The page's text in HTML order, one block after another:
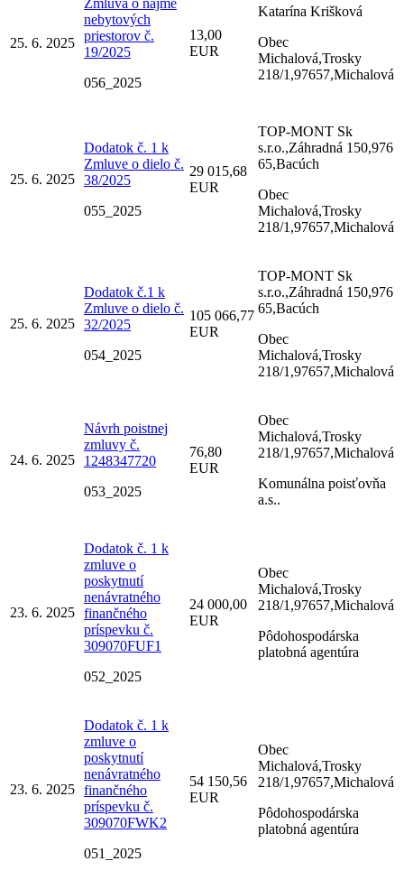
25. 6. 2025
nebytových
priestorov č.
19/2025
056_2025
13,00
EUR
Katarína Krišková
Obec
Michalová,Trosky
218/1,97657,Michalová
25. 6. 2025
Dodatok č. 1 k
Zmluve o dielo č.
38/2025
055_2025
29 015,68
EUR
TOP-MONT Sk
s.r.o.,Záhradná 150,976
65,Bacúch
Obec
Michalová,Trosky
218/1,97657,Michalová
25. 6. 2025
Dodatok č.1 k
Zmluve o dielo č.
32/2025
054_2025
105 066,77
EUR
TOP-MONT Sk
s.r.o.,Záhradná 150,976
65,Bacúch
Obec
Michalová,Trosky
218/1,97657,Michalová
24. 6. 2025
Návrh poistnej
zmluvy č.
1248347720
053_2025
76,80
EUR
Obec
Michalová,Trosky
218/1,97657,Michalová
Komunálna poisťovňa
a.s..
23. 6. 2025
Dodatok č. 1 k
zmluve o
poskytnutí
nenávratného
finančného
príspevku č.
309070FUF1
052_2025
24 000,00
EUR
Obec
Michalová,Trosky
218/1,97657,Michalová
Pôdohospodárska
platobná agentúra
23. 6. 2025
Dodatok č. 1 k
zmluve o
poskytnutí
nenávratného
finančného
príspevku č.
309070FWK2
051_2025
54 150,56
EUR
Obec
Michalová,Trosky
218/1,97657,Michalová
Pôdohospodárska
platobná agentúra